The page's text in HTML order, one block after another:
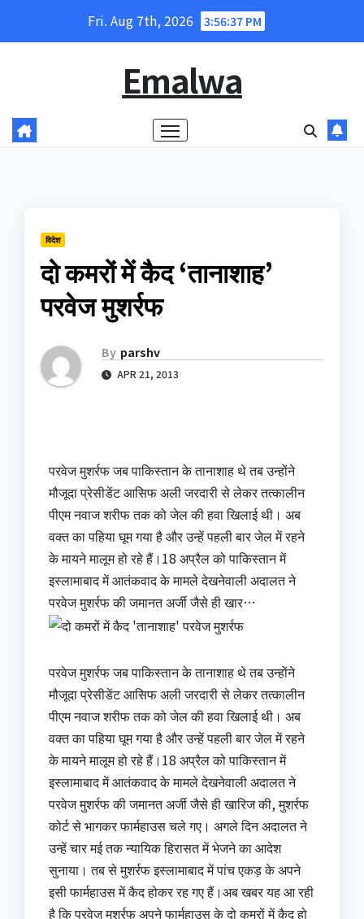
Fri. Aug 7th, 2026 3:56:37 PM
Emalwa
विदेश
दो कमरों में कैद ‘तानाशाह’
परवेज मुशर्रफ
By parshv
APR 21, 2013
परवेज मुशर्रफ जब पाकिस्तान के तानाशाह थे तब उन्होंने
मौजूदा प्रेसीडेंट आसिफ अली जरदारी से लेकर तत्कालीन
पीएम नवाज शरीफ तक को जेल की हवा खिलाई थी। अब
वक्त का पहिया घूम गया है और उन्हें पहली बार जेल में रहने
के मायने मालूम हो रहे हैं।18 अप्रैल को पाकिस्तान में
इस्लामाबाद में आतंकवाद के मामले देखनेवाली अदालत ने
परवेज मुशर्रफ की जमानत अर्जी जैसे ही खार…
परवेज मुशर्रफ जब पाकिस्तान के तानाशाह थे तब उन्होंने
मौजूदा प्रेसीडेंट आसिफ अली जरदारी से लेकर तत्कालीन
पीएम नवाज शरीफ तक को जेल की हवा खिलाई थी। अब
वक्त का पहिया घूम गया है और उन्हें पहली बार जेल में रहने
के मायने मालूम हो रहे हैं।18 अप्रैल को पाकिस्तान में
इस्लामाबाद में आतंकवाद के मामले देखनेवाली अदालत ने
परवेज मुशर्रफ की जमानत अर्जी जैसे ही खारिज की, मुशर्रफ
कोर्ट से भागकर फार्महाउस चले गए। अगले दिन अदालत ने
उन्हें चार मई तक न्यायिक हिरासत में भेजने का आदेश
सुनाया। तब से मुशर्रफ इस्लामाबाद में पांच एकड़ के अपने
इसी फार्महाउस में कैद होकर रह गए हैं।अब खबर यह आ रही
है कि परवेज मुशर्रफ अपने फार्महाउस के दो कमरों में कैद हो